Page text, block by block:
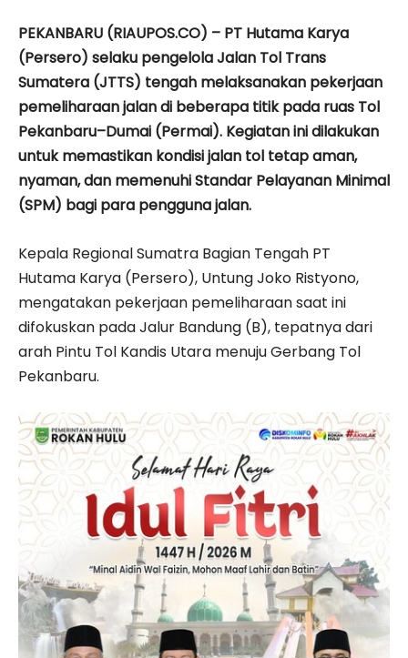
PEKANBARU (RIAUPOS.CO) – PT Hutama Karya
(Persero) selaku pengelola Jalan Tol Trans
Sumatera (JTTS) tengah melaksanakan pekerjaan
pemeliharaan jalan di beberapa titik pada ruas Tol
Pekanbaru–Dumai (Permai). Kegiatan ini dilakukan
untuk memastikan kondisi jalan tol tetap aman,
nyaman, dan memenuhi Standar Pelayanan Minimal
(SPM) bagi para pengguna jalan.
Kepala Regional Sumatra Bagian Tengah PT
Hutama Karya (Persero), Untung Joko Ristyono,
mengatakan pekerjaan pemeliharaan saat ini
difokuskan pada Jalur Bandung (B), tepatnya dari
arah Pintu Tol Kandis Utara menuju Gerbang Tol
Pekanbaru.